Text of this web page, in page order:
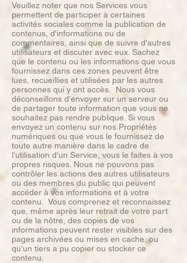
Veuillez noter que nos Services vous
permettent de participer à certaines
activités sociales comme la publication de
contenus, d'informations ou de
commentaires, ainsi que de suivre d'autres
utilisateurs et discuter avec eux. Sachez
que le contenu ou les informations que vous
fournissez dans ces zones peuvent être
lues, recueillies et utilisées par les autres
personnes qui y ont accès. Nous vous
déconseillons d’envoyer sur un serveur ou
de partager toute information que vous ne
souhaitez pas rendre publique. Si vous
envoyez un contenu sur nos Propriétés
numériques ou que vous le fournissez de
toute autre manière dans le cadre de
l'utilisation d'un Service, vous le faites à vos
propres risques. Nous ne pouvons pas
contrôler les actions des autres utilisateurs
ou des membres du public qui peuvent
accéder à vos informations et à votre
contenu. Vous comprenez et reconnaissez
que, même après leur retrait de votre part
ou de la nôtre, des copies de vos
informations peuvent rester visibles sur des
pages archivées ou mises en cache, ou
qu’un tiers a pu copier ou stocker ce
contenu.